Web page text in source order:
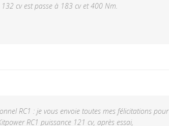
cv est passe à 183 cv et 400 Nm.
RC1 : je vous envoie toutes mes félicitations
RC1 puissance 121 cv, après essai,